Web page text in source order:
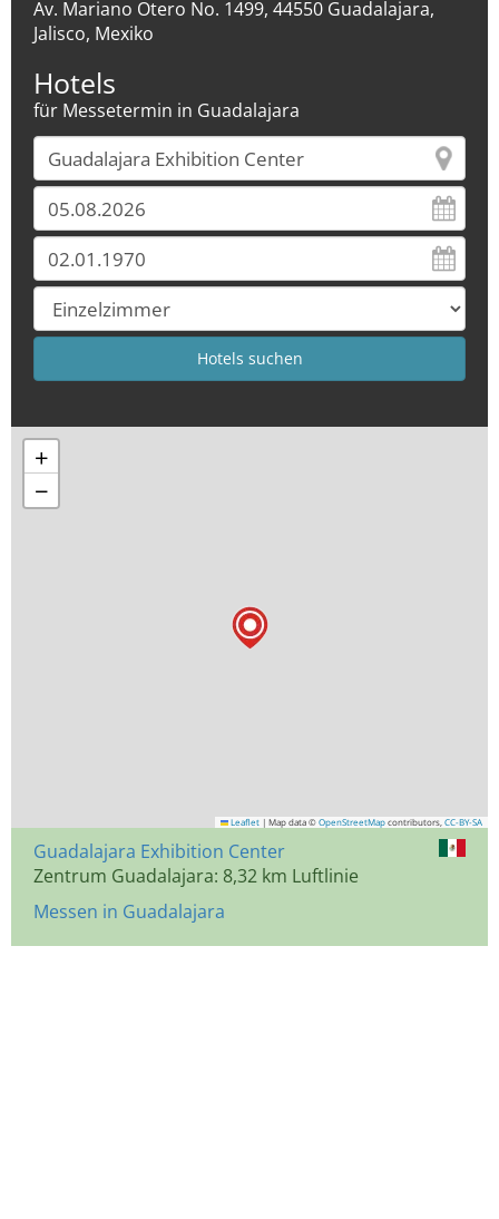
Av. Mariano Otero No. 1499, 44550 Guadalajara,
Jalisco, Mexiko
Hotels
für Messetermin in Guadalajara
+
−
Leaflet | Map data © OpenStreetMap contributors, CC-BY-SA
Guadalajara Exhibition Center
Zentrum Guadalajara: 8,32 km Luftlinie
Messen in Guadalajara